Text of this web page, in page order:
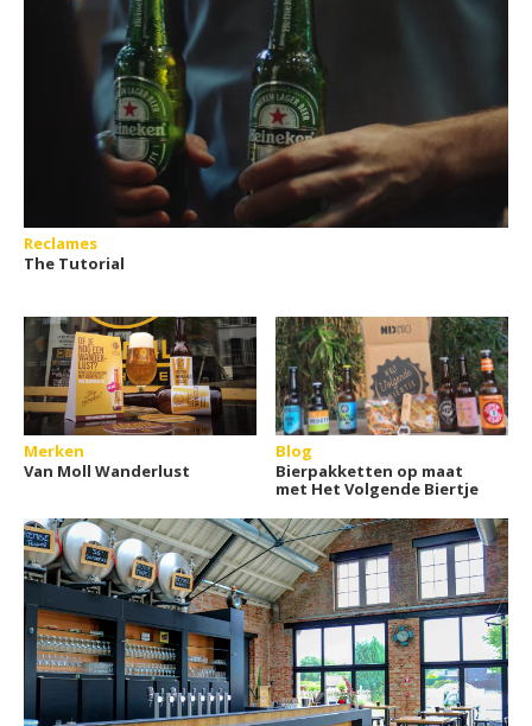
Reclames
The Tutorial
Merken
Van Moll Wanderlust
Blog
Bierpakketten op maat
met Het Volgende Biertje